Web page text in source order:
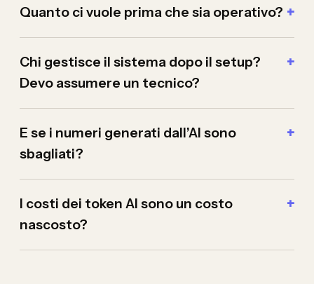
Quanto ci vuole prima che sia operativo?
Chi gestisce il sistema dopo il setup?
Devo assumere un tecnico?
E se i numeri generati dall’AI sono
sbagliati?
I costi dei token AI sono un costo
nascosto?